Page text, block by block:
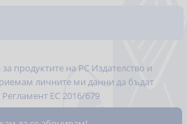
продуктите на РС Издателство и
личните ми данни да бъдат
Регламент ЕС 2016/679